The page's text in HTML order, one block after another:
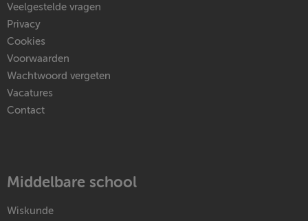
Veelgestelde vragen
Privacy
Cookies
Voorwaarden
Wachtwoord vergeten
Vacatures
Contact
Middelbare school
Wiskunde